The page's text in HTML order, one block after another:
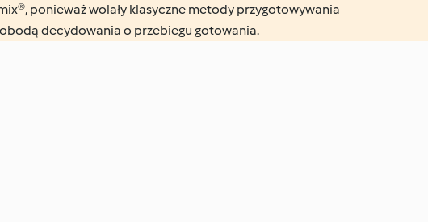
ponieważ wolały klasyczne metody przygotowywania
decydowania o przebiegu gotowania.